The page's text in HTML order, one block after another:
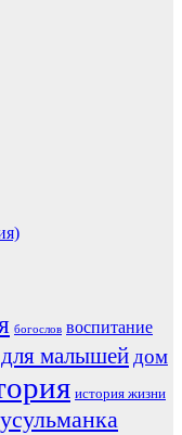
богослов воспитание
для малышей дом
история жизни